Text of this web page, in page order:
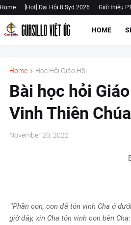
Home [Hot] Đại Hội 8 Syd 2026 Giới thiệu
HOME
Home Học Hỏi Giáo Hội
Bài học hỏi
Vinh Thiên Chúa
November 20, 2022
“Phần con, con đã tôn vinh Cha ở
giờ đây, xin Cha tôn vinh con bên